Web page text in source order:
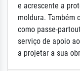
e acrescente a
moldura. Também
como passe-
serviço de apoio
a projetar a sua